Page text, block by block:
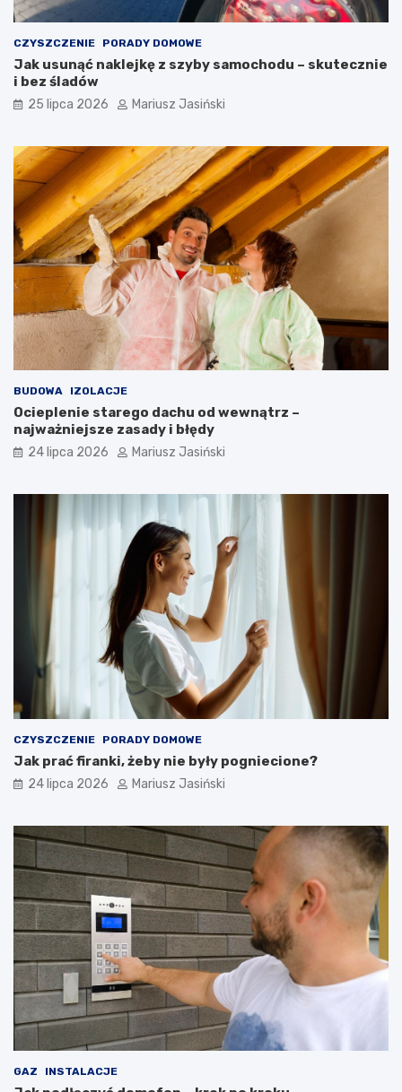
CZYSZCZENIE PORADY DOMOWE
Jak usunąć naklejkę z szyby samochodu – skutecznie
i bez śladów
25 lipca 2026 Mariusz Jasiński
BUDOWA IZOLACJE
Ocieplenie starego dachu od wewnątrz –
najważniejsze zasady i błędy
24 lipca 2026 Mariusz Jasiński
CZYSZCZENIE PORADY DOMOWE
Jak prać firanki, żeby nie były pogniecione?
24 lipca 2026 Mariusz Jasiński
GAZ INSTALACJE